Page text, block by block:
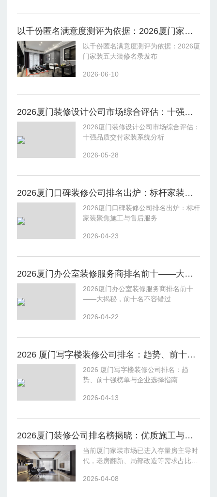
以千份匿名满意度测评为依据：2026厦门家装五大装修名录发布
以千份匿名满意度测评为依据：2026厦
门家装五大装修名录发布
2026-06-10
2026厦门装修设计公司市场综合评估：十强品质交付家装系统分析
2026厦门装修设计公司市场综合评估：
十强品质交付家装系统分析
2026-05-28
2026厦门口碑装修公司排名出炉：标杆家装聚焦施工与售后服务
2026厦门口碑装修公司排名出炉：标杆
家装聚焦施工与售后服务
2026-04-23
2026厦门办公室装修服务商排名前十——大揭秘，前十名不容错过
2026厦门办公室装修服务商排名前十
——大揭秘，前十名不容错过
2026-04-22
2026 厦门写字楼装修公司排名：趋势、前十强榜单与企业选择指南
2026 厦门写字楼装修公司排名：趋
势、前十强榜单与企业选择指南
2026-04-13
2026厦门装修公司排名榜揭晓：优质施工与客户满意度双优品牌一览
当前厦门家装市场已进入存量房主导时
代，老房翻新、局部改造等需求占比超
多元需求并存，业主选企时往往面临施
2026-04-08